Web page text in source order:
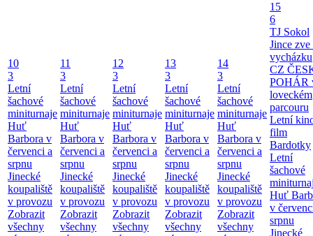
10
3
Letní
šachové
miniturnaje
Huť
Barbora v
červenci a
srpnu
Jinecké
koupaliště
v provozu
Zobrazit
všechny
11
3
Letní
šachové
miniturnaje
Huť
Barbora v
červenci a
srpnu
Jinecké
koupaliště
v provozu
Zobrazit
všechny
12
3
Letní
šachové
miniturnaje
Huť
Barbora v
červenci a
srpnu
Jinecké
koupaliště
v provozu
Zobrazit
všechny
13
3
Letní
šachové
miniturnaje
Huť
Barbora v
červenci a
srpnu
Jinecké
koupaliště
v provozu
Zobrazit
všechny
14
3
Letní
šachové
miniturnaje
Huť
Barbora v
červenci a
srpnu
Jinecké
koupaliště
v provozu
Zobrazit
všechny
15
6
TJ Sokol
Jince zve
vycházku
CZ
POHÁR
loveckém
parcouru
Letní
film
Bardotky
Letní
šachové
Huť
v
srpnu
Jinecké